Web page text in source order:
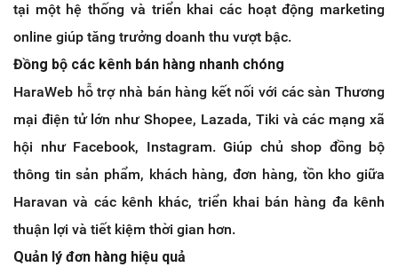
tại một hệ thống và triển khai các hoạt động marketing
online giúp tăng trưởng doanh thu vượt bậc.
Đồng bộ các kênh bán hàng nhanh chóng
HaraWeb hỗ trợ nhà bán hàng kết nối với các sàn Thương
mại điện tử lớn như Shopee, Lazada, Tiki và các mạng xã
hội như Facebook, Instagram. Giúp chủ shop đồng bộ
thông tin sản phẩm, khách hàng, đơn hàng, tồn kho giữa
Haravan và các kênh khác, triển khai bán hàng đa kênh
thuận lợi và tiết kiệm thời gian hơn.
Quản lý đơn hàng hiệu quả